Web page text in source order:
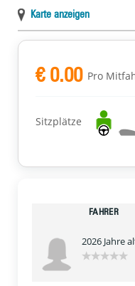
Karte anzeigen
€ 0.00 Pro
Sitzplätze
FAHRER
2026 Jahre